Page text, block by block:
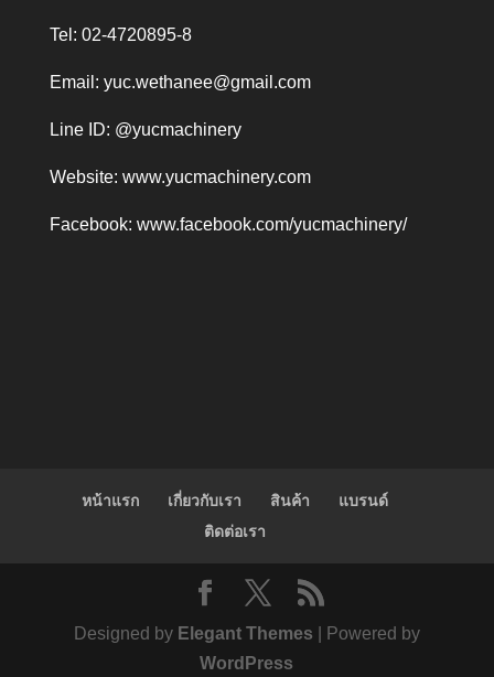
Tel: 02-4720895-8
Email: yuc.wethanee@gmail.com
Line ID: @yucmachinery
Website: www.yucmachinery.com
Facebook: www.facebook.com/yucmachinery/
หน้าแรก เกี่ยวกับเรา สินค้า
แบรนด์
ติดต่อเรา
Designed by Elegant Themes | Powered by
WordPress